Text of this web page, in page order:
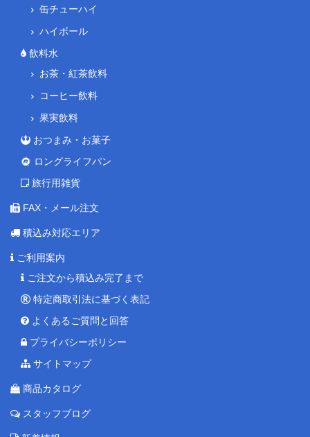
缶チューハイ
ハイボール
飲料水
お茶・紅茶飲料
コーヒー飲料
果実飲料
おつまみ・お菓子
ロングライフパン
旅行用雑貨
FAX・メール注文
積込み対応エリア
ご利用案内
ご注文から積込み完了まで
特定商取引法に基づく表記
よくあるご質問と回答
プライバシーポリシー
サイトマップ
商品カタログ
スタッフブログ